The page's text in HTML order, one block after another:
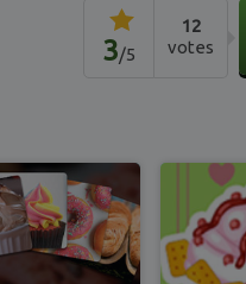
3/5
12
votes